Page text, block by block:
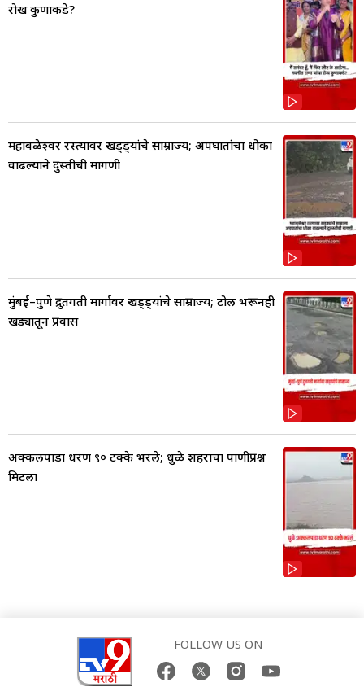
रोख कुणाकडे?
महाबळेश्वर रस्त्यावर खड्ड्यांचे साम्राज्य; अपघातांचा धोका
वाढल्याने दुरुस्तीची मागणी
मुंबई–पुणे द्रुतगती मार्गावर खड्ड्यांचे साम्राज्य; टोल भरूनही
खड्यातून प्रवास
अक्कलपाडा धरण ९० टक्के भरले; धुळे शहराचा पाणीप्रश्न
मिटला
FOLLOW US ON